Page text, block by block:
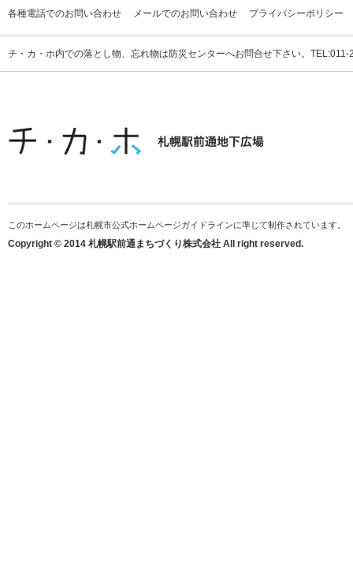
各種電話でのお問い合わせ
メールでのお問い合わせ プライバシーポリシー
チ・カ・ホ内での落とし物、忘れ物は防災センターへお問合せ下さい。
このホームページは札幌市公式ホームページガイドラインに準じて制作されています。
Copyright © 2014 札幌駅前通まちづくり株式会社 All right reserved.